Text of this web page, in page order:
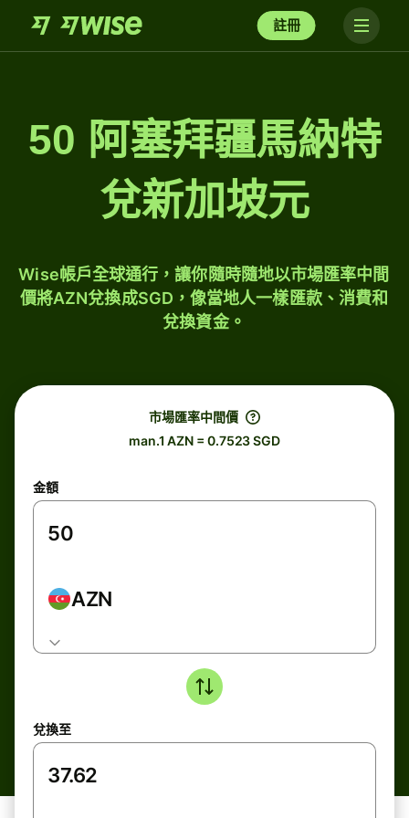
註冊
50 阿塞拜疆馬納特
兌新加坡元
Wise帳戶全球通行，讓你隨時隨地以市場匯率中間
價將AZN兌換成SGD，像當地人一樣匯款、消費和
兌換資金。
市場匯率中間價
man.1 AZN = 0.7523 SGD
金額
AZN
兌換至